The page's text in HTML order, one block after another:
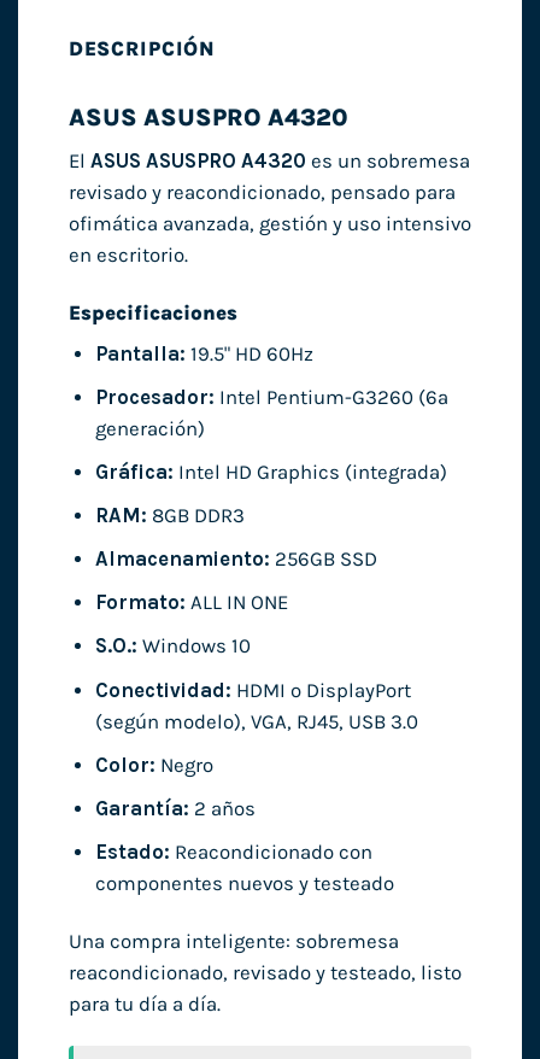
DESCRIPCIÓN
ASUS ASUSPRO A4320
El ASUS ASUSPRO A4320 es un sobremesa
revisado y reacondicionado, pensado para
ofimática avanzada, gestión y uso intensivo
en escritorio.
Especificaciones
Pantalla: 19.5" HD 60Hz
Procesador: Intel Pentium-G3260 (6ª
generación)
Gráfica: Intel HD Graphics (integrada)
RAM: 8GB DDR3
Almacenamiento: 256GB SSD
Formato: ALL IN ONE
S.O.: Windows 10
Conectividad: HDMI o DisplayPort
(según modelo), VGA, RJ45, USB 3.0
Color: Negro
Garantía: 2 años
Estado: Reacondicionado con
componentes nuevos y testeado
Una compra inteligente: sobremesa
reacondicionado, revisado y testeado, listo
para tu día a día.